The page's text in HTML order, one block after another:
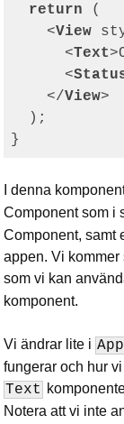
return (
<View
<Text>
<
</View>
  );
I denna
Component som i
Component, samt
appen. Vi kommer
som vi kan
komponent.
Vi ändrar lite i
fungerar och hur
Text
Notera att vi inte